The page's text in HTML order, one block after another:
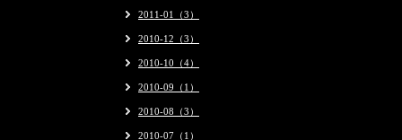
2011-01（3）
2010-12（3）
2010-10（4）
2010-09（1）
2010-08（3）
2010-07（1）